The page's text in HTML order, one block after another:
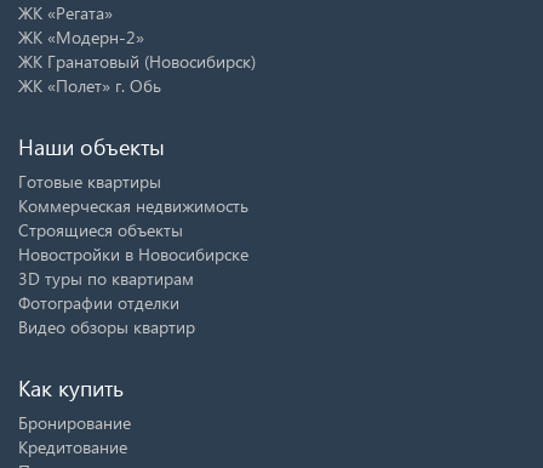
ЖК «Регата»
ЖК «Модерн-2»
ЖК Гранатовый (Новосибирск)
ЖК «Полет» г. Обь
Наши объекты
Готовые квартиры
Коммерческая недвижимость
Строящиеся объекты
Новостройки в Новосибирске
3D туры по квартирам
Фотографии отделки
Видео обзоры квартир
Как купить
Бронирование
Кредитование